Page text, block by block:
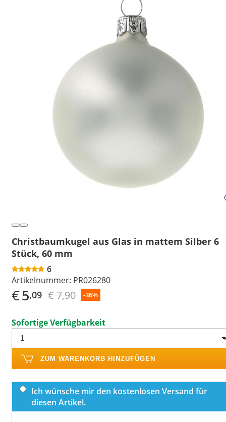
Christbaumkugel aus Glas in mattem Silber 6
Stück, 60 mm
6
Artikelnummer: PR026280
€5,09 € 7,90 -36%
Sofortige Verfügbarkeit
ZUM WARENKORB HINZUFÜGEN
Ich wünsche mir den kostenlosen Versand für
diesen Artikel.